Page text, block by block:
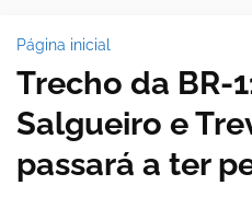
Página inicial
Trecho da BR-
Salgueiro e
passará a ter